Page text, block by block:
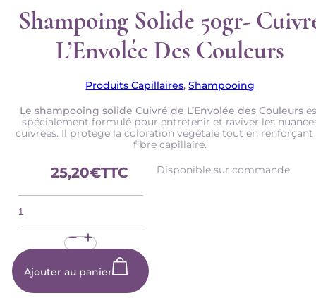
Shampoing Solide 50gr-
L’Envolée Des Couleurs
Produits Capillaires,Shampooing
Le shampooing solide Cuivré de L’Envolée des Couleurs
spécialement formulé pour entretenir et raviver les
cuivrées. Il protège la coloration végétale tout en renforçant
fibre capillaire.
25,20€TTC Disponible sur commande
quantité
de
Cuivré
L'Envolée
des
couleurs
Ajouter au panier